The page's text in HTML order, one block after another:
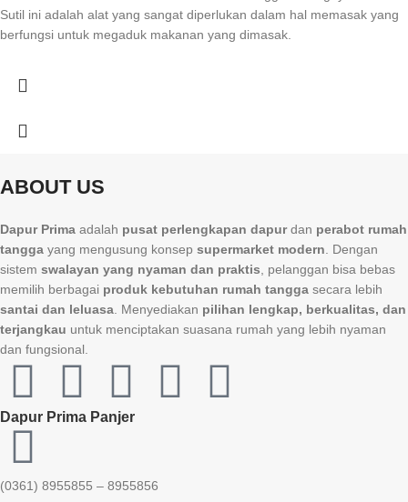
Sutil ini adalah alat yang sangat diperlukan dalam hal memasak yang
berfungsi untuk megaduk makanan yang dimasak.
ABOUT US
Dapur Prima adalah pusat perlengkapan dapurdan perabot rumah
tangga yang mengusung konsep supermarket modern. Dengan
sistem swalayan yang nyaman dan praktis, pelanggan bisa bebas
memilih berbagai produk kebutuhan rumah tangga secara lebih
santai dan leluasa. Menyediakan pilihan lengkap, berkualitas, dan
terjangkau untuk menciptakan suasana rumah yang lebih nyaman
dan fungsional.
Dapur Prima Panjer
(0361) 8955855 – 8955856​